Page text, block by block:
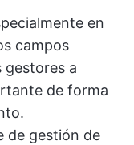
en
campos
gestores a
de forma
de gestión de